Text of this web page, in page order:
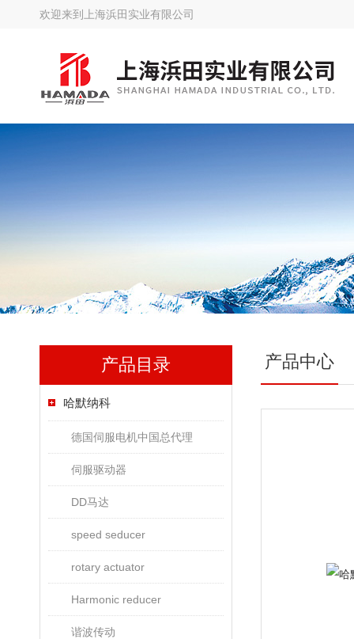
欢迎来到 上海浜田实业有限公司
产品目录
哈默纳科
德国伺服电机中国总代理
伺服驱动器
DD马达
speed seducer
rotary actuator
Harmonic reducer
谐波传动
产品中心